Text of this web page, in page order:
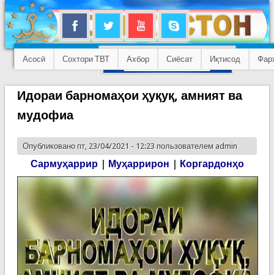
Асосӣ Сохтори ТВТ Ахбор Сиёсат Иқтисод
Идораи барномаҳои ҳуқуқ, амният ва
мудофиа
Опубликовано пт, 23/04/2021 - 12:23 пользователем admin
Сармуҳаррир| Муҳаррирон | Коргардонҳо